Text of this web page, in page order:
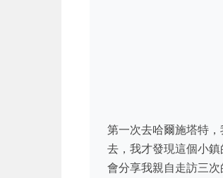
第一次去哈爾施塔特
去，我才發現這個小
會分享我親自走訪三